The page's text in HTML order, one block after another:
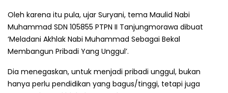
Oleh karena itu pula, ujar Suryani, tema Maulid Nabi
Muhammad SDN 105855 PTPN II Tanjungmorawa dibuat
‘Meladani Akhlak Nabi Muhammad Sebagai Bekal
Membangun Pribadi Yang Unggul’.
Dia menegaskan, untuk menjadi pribadi unggul, bukan
hanya perlu pendidikan yang bagus/tinggi, tetapi juga